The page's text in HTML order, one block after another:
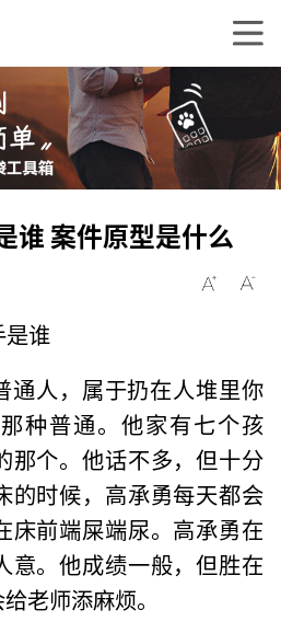
谁 案件原型是什么
是谁
通人，属于扔在人堆里你
种普通。他家有七个孩
那个。他话不多，但十分
的时候，高承勇每天都会
床前端屎端尿。高承勇在
意。他成绩一般，但胜在
老师添麻烦。